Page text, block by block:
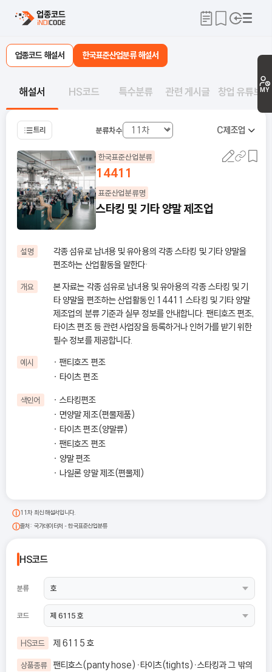
MY
업종코드 해설서 한국표준산업분류 해설서
해설서 HS코드 특수분류 관련 게시글 창업 유튜브
트리 분류차수 C제조업
한국표준산업분류
14411
표준산업분류명
스타킹 및 기타 양말 제조업
설명
각종 섬유로 남녀용 및 유아용의 각종 스타킹 및 기타 양말을
편조하는 산업활동을 말한다·
개요
본 자료는 각종 섬유로 남녀용 및 유아용의 각종 스타킹 및 기
타 양말을 편조하는 산업활동인 14411 스타킹 및 기타 양말
제조업의 분류 기준과 실무 정보를 안내합니다. 팬티호즈 편조,
타이츠 편조 등 관련 사업장을 등록하거나 인허가를 받기 위한
필수 정보를 제공합니다.
예시
팬티호즈 편조
타이츠 편조
색인어
스타킹편조
면양말 제조(편물제품)
타이츠 편조(양말류)
팬티호즈 편조
양말 편조
나일론 양말 제조(편물제)
11차 최신 해설서입니다.
출처: 국가데이터처 - 한국표준산업분류
HS코드
분류
코드
HS코드 제 6115 호
상품종류 팬티호스(panty hose)ㆍ타이츠(tights)ㆍ스타킹과 그 밖의